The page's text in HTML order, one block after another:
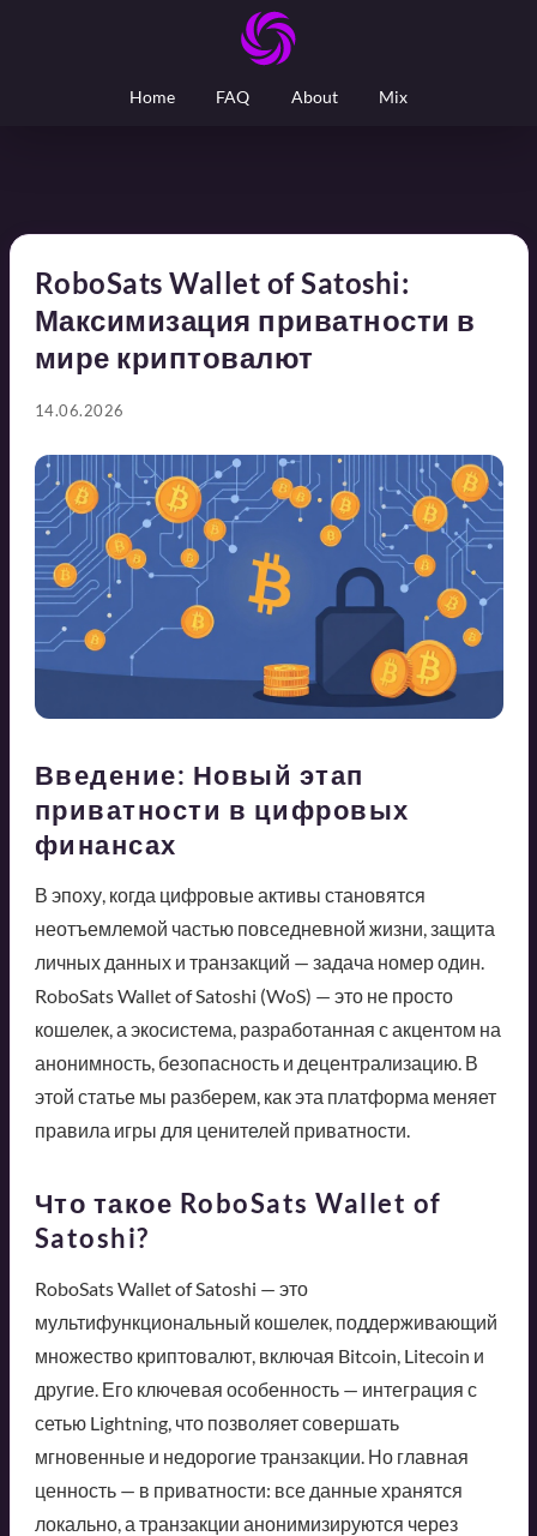
Home FAQ About Mix
RoboSats Wallet of Satoshi:
Максимизация приватности в
мире криптовалют
14.06.2026
Введение: Новый этап
приватности в цифровых
финансах
В эпоху, когда цифровые активы становятся
неотъемлемой частью повседневной жизни, защита
личных данных и транзакций — задача номер один.
RoboSats Wallet of Satoshi (WoS) — это не просто
кошелек, а экосистема, разработанная с акцентом на
анонимность, безопасность и децентрализацию. В
этой статье мы разберем, как эта платформа меняет
правила игры для ценителей приватности.
Что такое RoboSats Wallet of
Satoshi?
RoboSats Wallet of Satoshi — это
мультифункциональный кошелек, поддерживающий
множество криптовалют, включая Bitcoin, Litecoin и
другие. Его ключевая особенность — интеграция с
сетью Lightning, что позволяет совершать
мгновенные и недорогие транзакции. Но главная
ценность — в приватности: все данные хранятся
локально, а транзакции анонимизируются через